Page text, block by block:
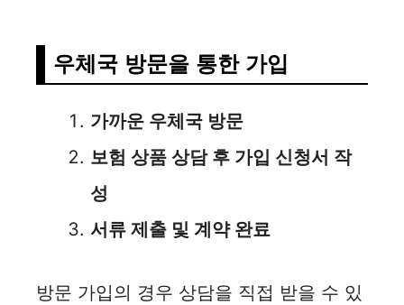
우체국 방문을 통한 가입
가까운 우체국 방문
보험 상품 상담 후 가입 신청서 작
성
서류 제출 및 계약 완료
방문 가입의 경우 상담을 직접 받을 수 있